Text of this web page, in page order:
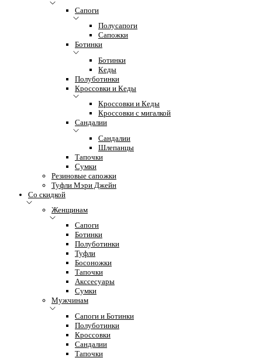
Сапоги
Полусапоги
Сапожки
Ботинки
Ботинки
Кеды
Полуботинки
Кроссовки и Кеды
Кроссовки и Кеды
Кроссовки с мигалкой
Сандалии
Сандалии
Шлепанцы
Тапочки
Сумки
Резиновые сапожки
Туфли Мэри Джейн
Со скидкой
Женщинам
Сапоги
Ботинки
Полуботинки
Туфли
Босоножки
Тапочки
Акссесуары
Сумки
Мужчинам
Сапоги и Ботинки
Полуботинки
Кроссовки
Сандалии
Тапочки